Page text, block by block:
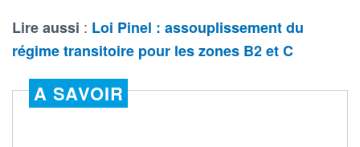
Lire aussi : Loi Pinel : assouplissement du
régime transitoire pour les zones B2 et C
A SAVOIR